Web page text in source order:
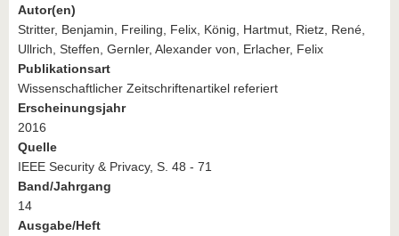
Autor(en)
Stritter, Benjamin, Freiling, Felix, König, Hartmut, Rietz, René,
Ullrich, Steffen, Gernler, Alexander von, Erlacher, Felix
Publikationsart
Wissenschaftlicher Zeitschriftenartikel referiert
Erscheinungsjahr
2016
Quelle
IEEE Security & Privacy, S. 48 - 71
Band/Jahrgang
14
Ausgabe/Heft